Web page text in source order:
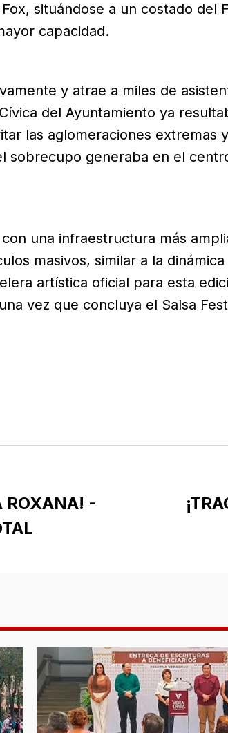
situándose a un costado del
capacidad.
y atrae a miles de
del Ayuntamiento ya
las aglomeraciones extremas
sobrecupo generaba en el
una infraestructura más
masivos, similar a la dinámica
artística oficial para esta
vez que concluya el Salsa
ROXANA! -